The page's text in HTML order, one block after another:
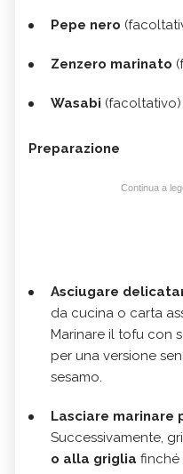
Pepe nero
Zenzero marinato
Wasabi (facoltativo)
Preparazione
Continua a
Asciugare
da cucina o carta
Marinare il tofu con
per una versione
sesamo.
Lasciare marinare
Successivamente,
o alla griglia finché